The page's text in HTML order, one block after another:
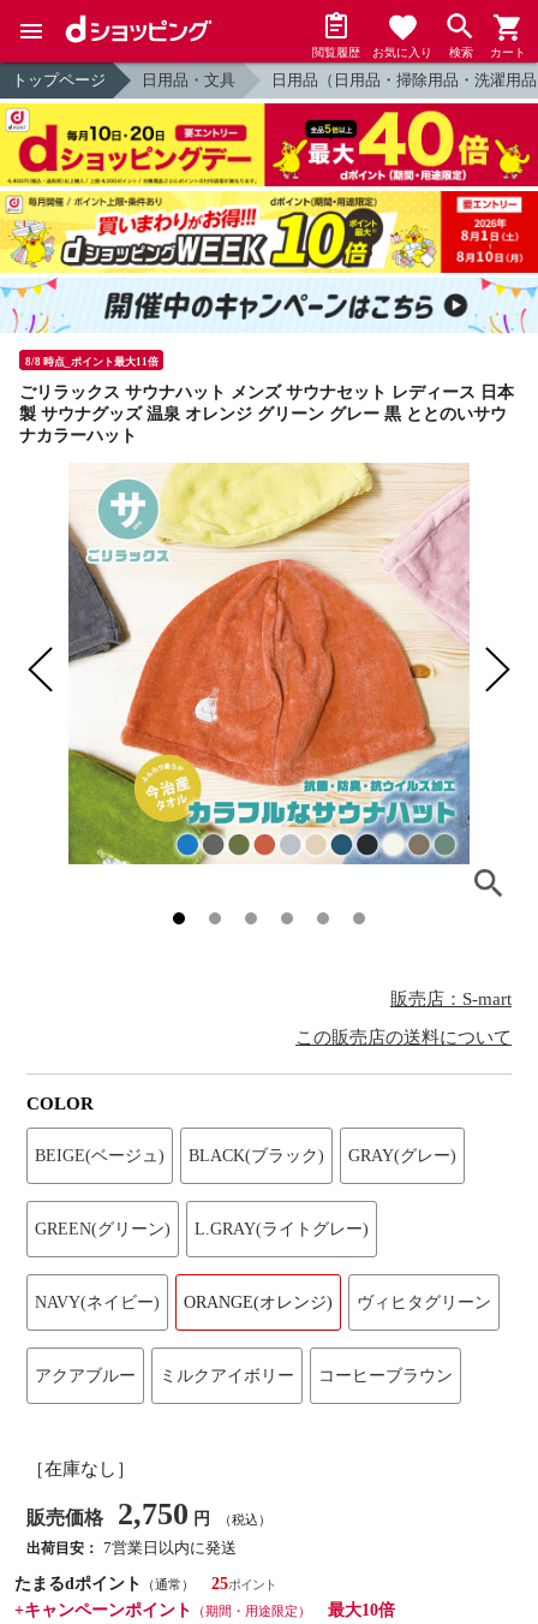
閲覧履歴 お気に入り 検索 カート
トップページ 日用品・文具 日用品（日用品・掃除用品・洗濯用
8/8 時点_ポイント最大11倍
ごリラックス サウナハット メンズ サウナセット レディース 日本
製 サウナグッズ 温泉 オレンジ グリーン グレー 黒 ととのいサウ
ナカラーハット
販売店：S-mart
この販売店の送料について
COLOR
BEIGE(ベージュ) BLACK(ブラック) GRAY(グレー)
GREEN(グリーン) L.GRAY(ライトグレー)
NAVY(ネイビー) ORANGE(オレンジ) ヴィヒタグリーン
アクアブルー ミルクアイボリー コーヒーブラウン
［在庫なし］
販売価格 2,750 円 （税込）
出荷目安： 7営業日以内に発送
たまるdポイント
（通常）
25
+キャンペーンポイント
（期間・用途限定）
最大10倍